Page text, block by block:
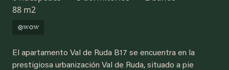
88 m2
WOW
El apartamento Val de Ruda B17 se encuentra en la
prestigiosa urbanización Val de Ruda, situado a pie